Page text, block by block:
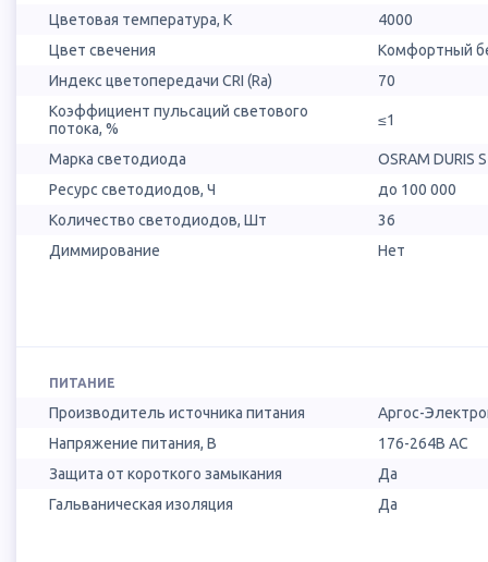
Цветовая температура, К
4000
Цвет свечения
Комфортный
Индекс цветопередачи CRI (Ra)
70
Коэффициент пульсаций светового
потока, %
≤1
Марка светодиода
OSRAM DURIS
Ресурс светодиодов, Ч
до 100 000
Количество светодиодов, Шт
36
Диммирование
Нет
ПИТАНИЕ
Производитель источника питания
Аргос-
Напряжение питания, В
176-264В AC
Защита от короткого замыкания
Да
Гальваническая изоляция
Да